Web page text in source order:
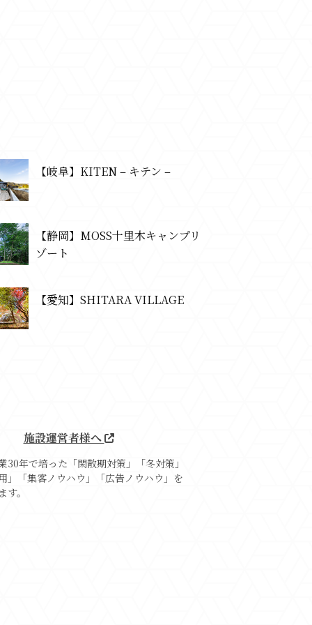
【岐阜】KITEN – キテン –
【静岡】MOSS十里木キャンプリ
ゾート
【愛知】SHITARA VILLAGE
施設運営者様へ
30年で培った「閑散期対策」「冬対策」
」「集客ノウハウ」「広告ノウハウ」を
。